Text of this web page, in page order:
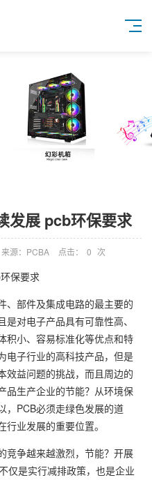
发展 pcb环保要求
来源：PCBA 点击： 0 次
、部件及集成电路的最主要的
对电子产品具有可靠性高、
积小、容易标准化等优点和特
电子行业的高科技产品，但是
效益问题的挑战，而且周边的
品生产企业的节能？从环境保
，PCB必须走绿色发展的道
业发展的重要位置。
竞争越来越激烈，节能？开展
仅是实行减排政策，也是企业